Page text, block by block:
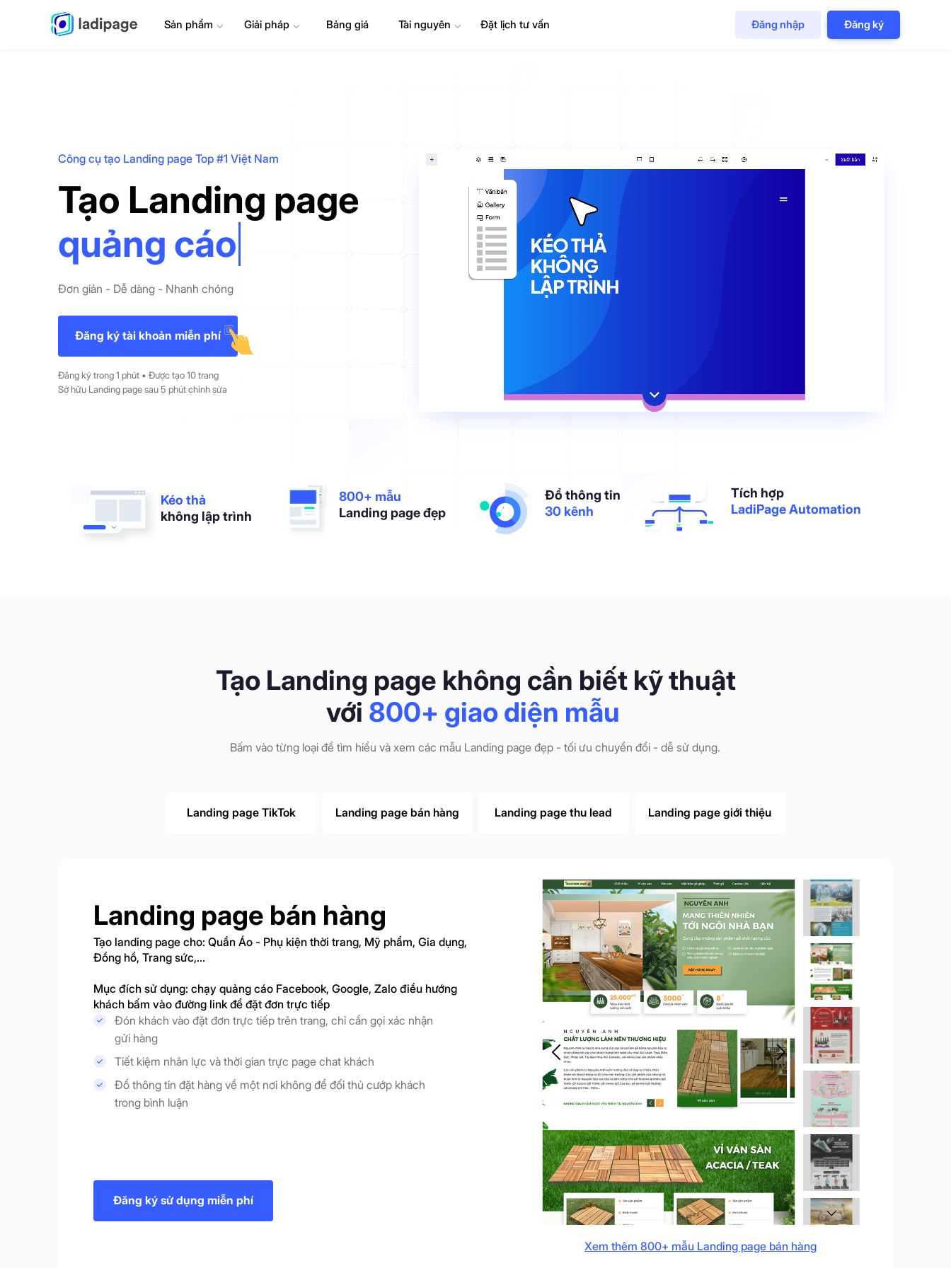
Sản phẩm ⌄ Giải pháp⌄ Bảng giá Tài nguyên ⌄ Đặt lịch tư vấn Đăng nhập Đăng ký
Công cụ tạo Landing page Top #1 Việt Nam
Tạo Landing page
phễu marketing
Đơn giản - Dễ dàng - Nhanh chóng
Đăng ký trong 1 phút • Được tạo 10 trang
Sở hữu Landing page sau 5 phút chỉnh sửa
Đăng ký tài khoản miễn phí
Kéo thả
không lập trình
Đổ thông tin
30 kênh
800+ mẫu
Landing page đẹp
Tích hợp
LadiPage Automation
Landing page TikTok Landing page bán hàng Landing page thu lead Landing page giới thiệu
Tạo Landing page không cần biết kỹ thuật
với 800+ giao diện mẫu
Bấm vào từng loại để tìm hiểu và xem các mẫu Landing page đẹp - tối ưu chuyển đổi - dễ sử dụng.
Landing page bán hàng
Tạo landing page cho: Quần Áo - Phụ kiện thời trang, Mỹ phẩm, Gia dụng,
Đồng hồ, Trang sức,...
Mục đích sử dụng: chạy quảng cáo Facebook, Google, Zalo điều hướng
khách bấm vào đường link để đặt đơn trực tiếp
Đón khách vào đặt đơn trực tiếp trên trang, chỉ cần gọi xác nhận
gửi hàng
Tiết kiệm nhân lực và thời gian trực page chat khách
Đổ thông tin đặt hàng về một nơi không để đối thủ cướp khách
trong bình luận
Đăng ký sử dụng miễn phí
Xem thêm 800+ mẫu Landing page bán hàng